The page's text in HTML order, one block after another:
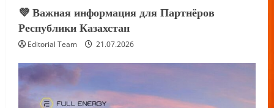
💜 Важная информация для Партнёров
Республики Казахстан
Editorial Team 21.07.2026